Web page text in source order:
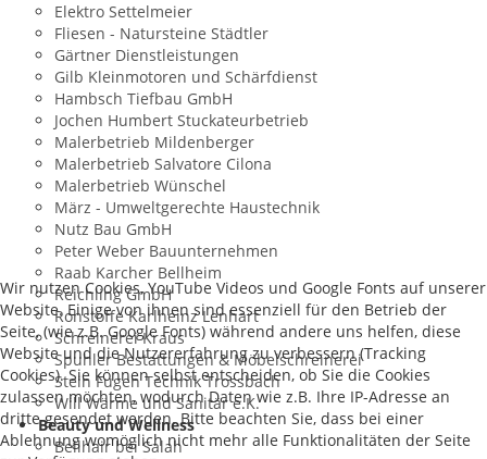
Elektro Settelmeier
Fliesen - Natursteine Städtler
Gärtner Dienstleistungen
Gilb Kleinmotoren und Schärfdienst
Hambsch Tiefbau GmbH
Jochen Humbert Stuckateurbetrieb
Malerbetrieb Mildenberger
Malerbetrieb Salvatore Cilona
Malerbetrieb Wünschel
März - Umweltgerechte Haustechnik
Nutz Bau GmbH
Peter Weber Bauunternehmen
Raab Karcher Bellheim
Reichling GmbH
Rohstoffe Karlheinz Lenhart
Schreinerei Kraus
Spuhler Bestattungen & Möbelschreinerei
Stein Fugen Technik Trossbach
Will Wärme und Sanitär e.K.
Beauty und Wellness
Bellhair bei Salah
Wir nutzen Cookies, YouTube Videos und Google Fonts auf unserer
Website. Einige von ihnen sind essenziell für den Betrieb der
Seite, (wie z.B. Google Fonts) während andere uns helfen, diese
Website und die Nutzererfahrung zu verbessern (Tracking
Cookies). Sie können selbst entscheiden, ob Sie die Cookies
zulassen möchten, wodurch Daten wie z.B. Ihre IP-Adresse an
dritte gesendet werden. Bitte beachten Sie, dass bei einer
Ablehnung womöglich nicht mehr alle Funktionalitäten der Seite